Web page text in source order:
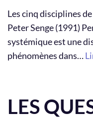
Les cinq disciplines
Peter Senge (1991)
systémique est une
phénomènes dans…
LES